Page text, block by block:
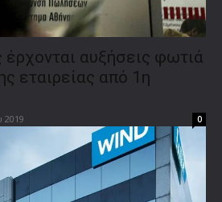
αυξήσεις φωτιά
εταιρείας από 1η
2019 0